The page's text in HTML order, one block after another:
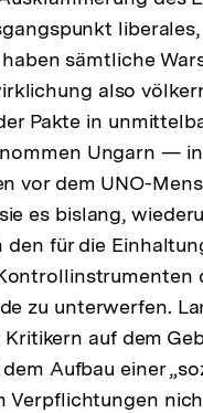
sämtliche
also
Pakte in
Ungarn —
vor dem UNO-
es bislang,
für die
zu unterwerfen.
auf dem
Aufbau einer
Verpflichtungen